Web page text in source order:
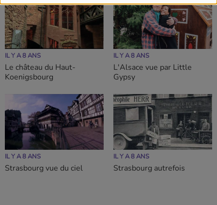
IL Y A 8 ANS
Le château du Haut-
Koenigsbourg
IL Y A 8 ANS
L'Alsace vue par Little
Gypsy
IL Y A 8 ANS
Strasbourg vue du ciel
IL Y A 8 ANS
Strasbourg autrefois